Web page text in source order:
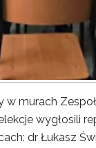
w murach
wygłosili
dr Łukasz